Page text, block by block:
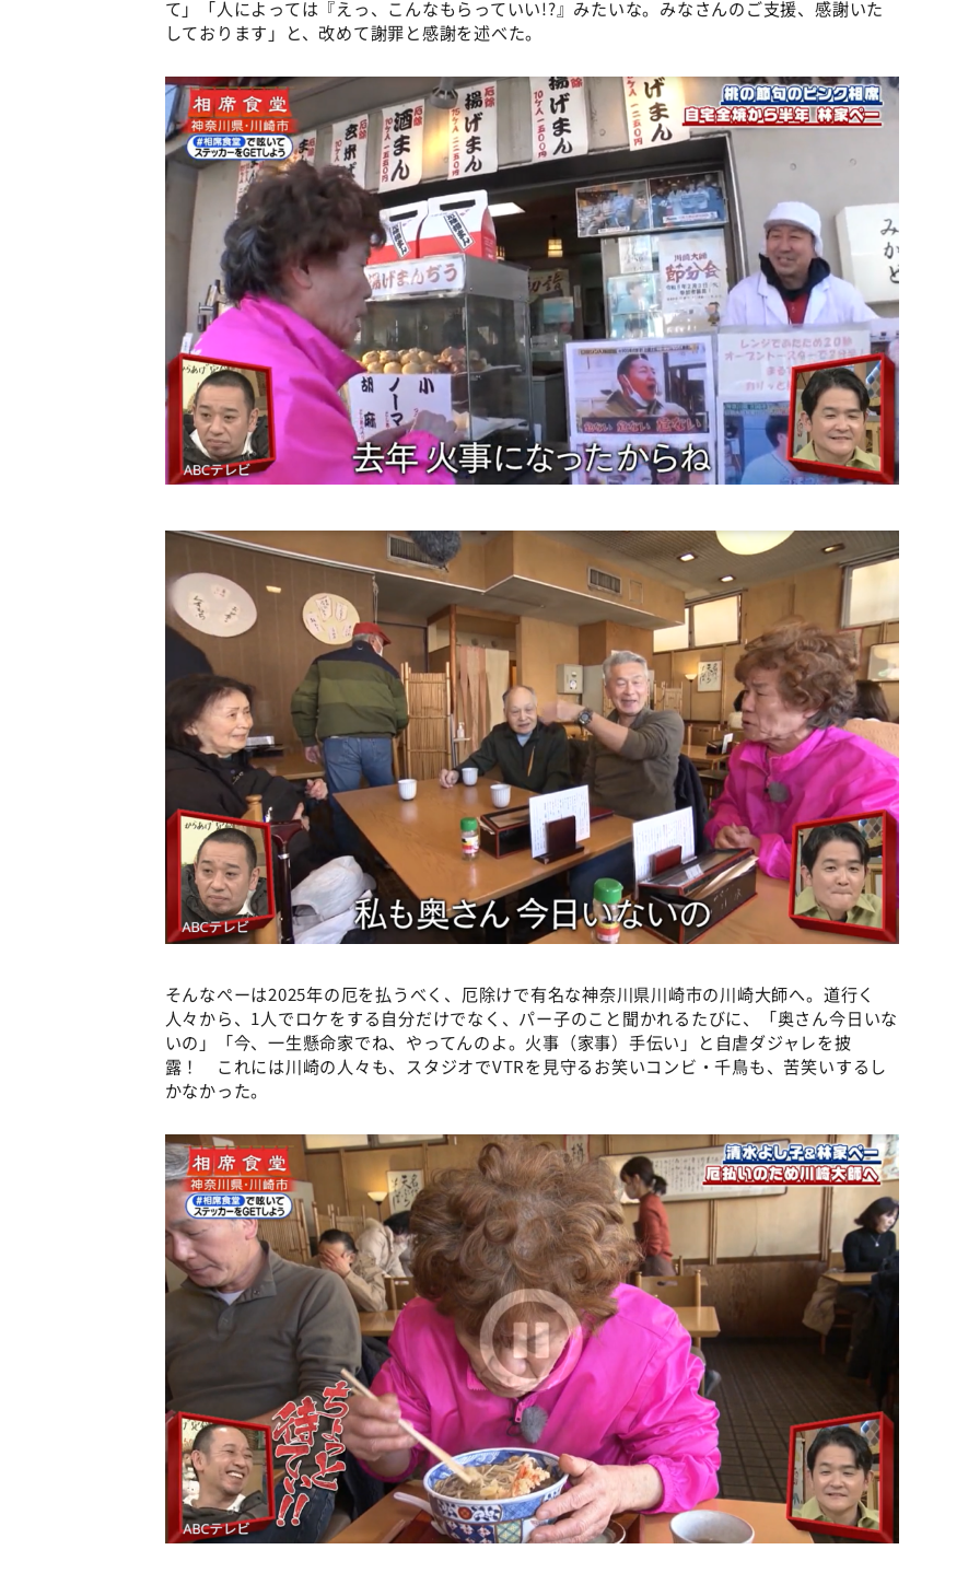
て」「人によっては『えっ、こんなもらっていい!?』みたいな。みなさんのご支援、感謝いた
しております」と、改めて謝罪と感謝を述べた。
そんなぺーは2025年の厄を払うべく、厄除けで有名な神奈川県川崎市の川崎大師へ。道行く
人々から、1人でロケをする自分だけでなく、パー⼦のこと聞かれるたびに、「奥さん今日いな
いの」「今、一生懸命家でね、やってんのよ。火事（家事）手伝い」と自虐ダジャレを披
露！ これには川崎の人々も、スタジオでVTRを見守るお笑いコンビ・千鳥も、苦笑いするし
かなかった。